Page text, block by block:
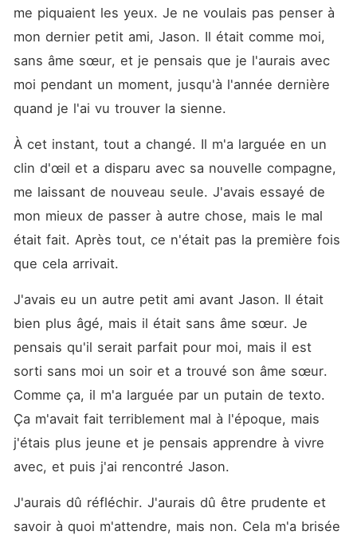
me piquaient les yeux. Je ne voulais pas penser à
mon dernier petit ami, Jason. Il était comme moi,
sans âme sœur, et je pensais que je l'aurais avec
moi pendant un moment, jusqu'à l'année dernière
quand je l'ai vu trouver la sienne.
À cet instant, tout a changé. Il m'a larguée en un
clin d'œil et a disparu avec sa nouvelle compagne,
me laissant de nouveau seule. J'avais essayé de
mon mieux de passer à autre chose, mais le mal
était fait. Après tout, ce n'était pas la première fois
que cela arrivait.
J'avais eu un autre petit ami avant Jason. Il était
bien plus âgé, mais il était sans âme sœur. Je
pensais qu'il serait parfait pour moi, mais il est
sorti sans moi un soir et a trouvé son âme sœur.
Comme ça, il m'a larguée par un putain de texto.
Ça m'avait fait terriblement mal à l'époque, mais
j'étais plus jeune et je pensais apprendre à vivre
avec, et puis j'ai rencontré Jason.
J'aurais dû réfléchir. J'aurais dû être prudente et
savoir à quoi m'attendre, mais non. Cela m'a brisée